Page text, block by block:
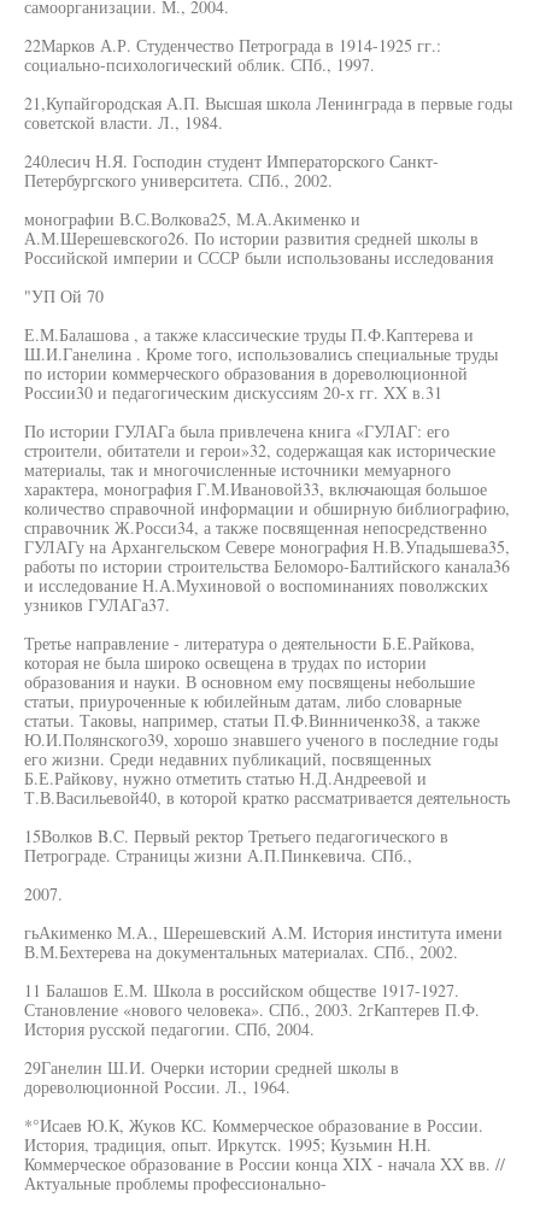
самоорганизации. М., 2004.
22Марков А.Р. Студенчество Петрограда в 1914-1925 гг.:
социально-психологический облик. СПб., 1997.
21,Купайгородская А.П. Высшая школа Ленинграда в первые годы
советской власти. Л., 1984.
240лесич Н.Я. Господин студент Императорского Санкт-
Петербургского университета. СПб., 2002.
монографии В.С.Волкова25, М.А.Акименко и
А.М.Шерешевского26. По истории развития средней школы в
Российской империи и СССР были использованы исследования
"УП Ой 70
Е.М.Балашова , а также классические труды П.Ф.Каптерева и
Ш.И.Ганелина . Кроме того, использовались специальные труды
по истории коммерческого образования в дореволюционной
России30 и педагогическим дискуссиям 20-х гг. XX в.31
По истории ГУЛАГа была привлечена книга «ГУЛАГ: его
строители, обитатели и герои»32, содержащая как исторические
материалы, так и многочисленные источники мемуарного
характера, монография Г.М.Ивановой33, включающая большое
количество справочной информации и обширную библиографию,
справочник Ж.Росси34, а также посвященная непосредственно
ГУЛАГу на Архангельском Севере монография Н.В.Упадышева35,
работы по истории строительства Беломоро-Балтийского канала36
и исследование Н.А.Мухиновой о воспоминаниях поволжских
узников ГУЛАГа37.
Третье направление - литература о деятельности Б.Е.Райкова,
которая не была широко освещена в трудах по истории
образования и науки. В основном ему посвящены небольшие
статьи, приуроченные к юбилейным датам, либо словарные
статьи. Таковы, например, статьи П.Ф.Винниченко38, а также
Ю.И.Полянского39, хорошо знавшего ученого в последние годы
его жизни. Среди недавних публикаций, посвященных
Б.Е.Райкову, нужно отметить статью Н.Д.Андреевой и
Т.В.Васильевой40, в которой кратко рассматривается деятельность
15Волков B.C. Первый ректор Третьего педагогического в
Петрограде. Страницы жизни А.П.Пинкевича. СПб.,
2007.
гьАкименко М.А., Шерешевский A.M. История института имени
В.М.Бехтерева на документальных материалах. СПб., 2002.
11 Балашов Е.М. Школа в российском обществе 1917-1927.
Становление «нового человека». СПб., 2003. 2гКаптерев П.Ф.
История русской педагогии. СПб, 2004.
29Ганелин Ш.И. Очерки истории средней школы в
дореволюционной России. Л., 1964.
*°Исаев Ю.К, Жуков КС. Коммерческое образование в России.
История, традиция, опыт. Иркутск. 1995; Кузьмин H.H.
Коммерческое образование в России конца XIX - начала XX вв. //
Актуальные проблемы профессионально-